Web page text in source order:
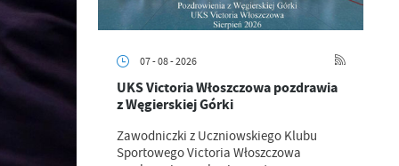
07 - 08 - 2026
UKS Victoria Włoszczowa pozdrawia
z Węgierskiej Górki
Zawodniczki z Uczniowskiego Klubu
Sportowego Victoria Włoszczowa